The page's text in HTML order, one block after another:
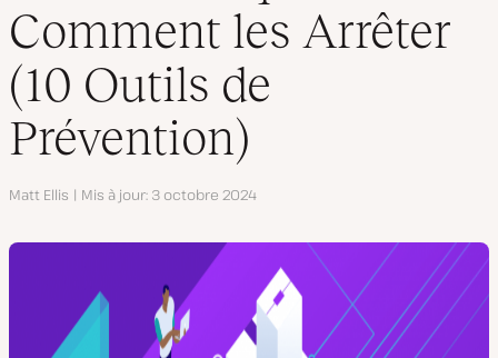
Comment les Arrêter
(10 Outils de
Prévention)
Auteur
Matt Ellis Mis à jour 3 octobre 2024